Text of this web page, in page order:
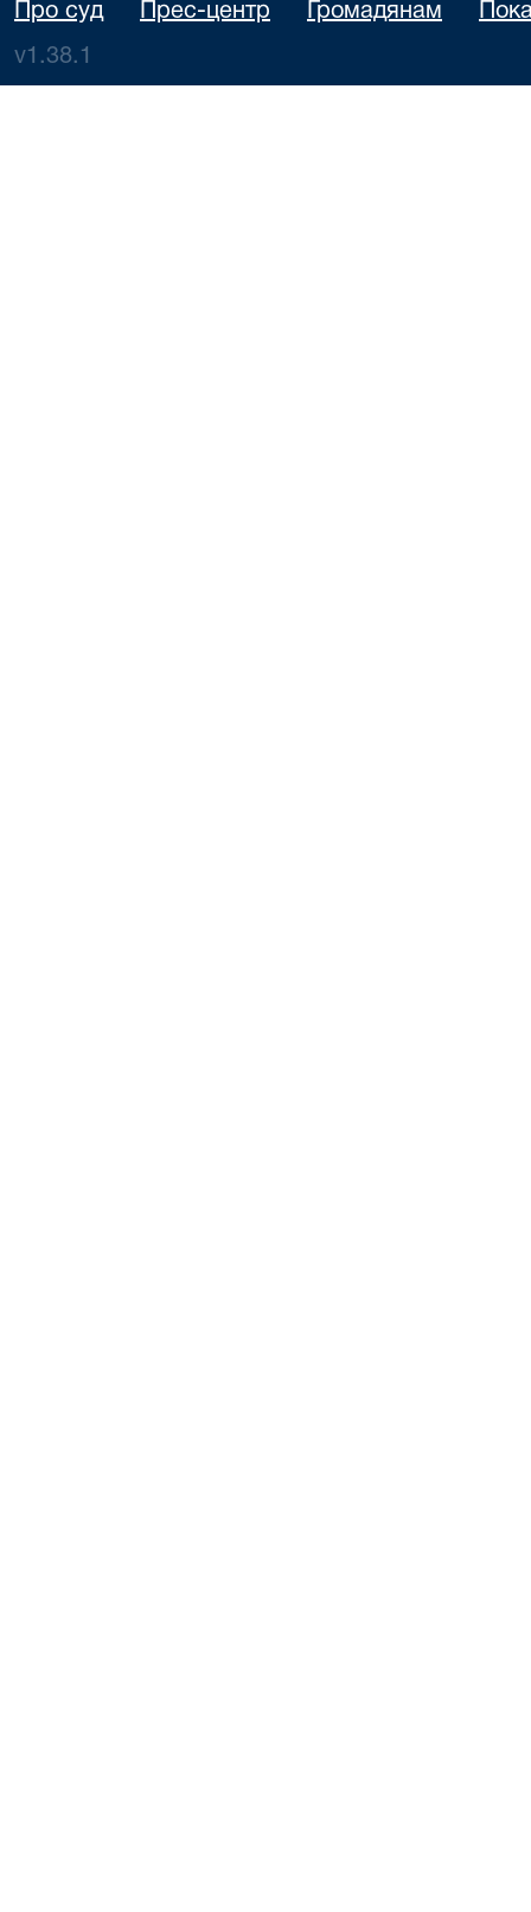
Про суд Прес-центр Громадянам
v1.38.1